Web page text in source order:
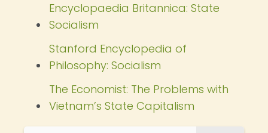
Encyclopaedia Britannica: State
Socialism
Stanford Encyclopedia of
Philosophy: Socialism
The Economist: The Problems with
Vietnam’s State Capitalism